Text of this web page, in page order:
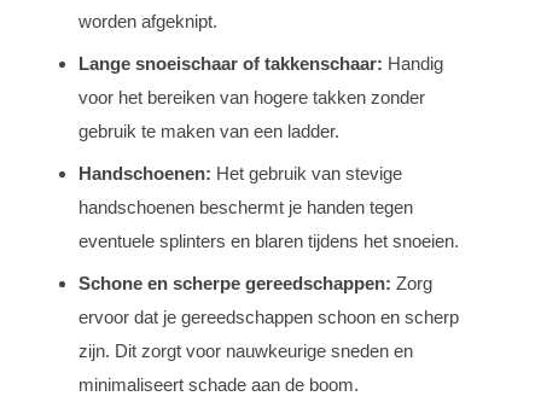
worden afgeknipt.
Lange snoeischaar of takkenschaar: Handig
voor het bereiken van hogere takken zonder
gebruik te maken van een ladder.
Handschoenen: Het gebruik van stevige
handschoenen beschermt je handen tegen
eventuele splinters en blaren tijdens het snoeien.
Schone en scherpe gereedschappen: Zorg
ervoor dat je gereedschappen schoon en scherp
zijn. Dit zorgt voor nauwkeurige sneden en
minimaliseert schade aan de boom.